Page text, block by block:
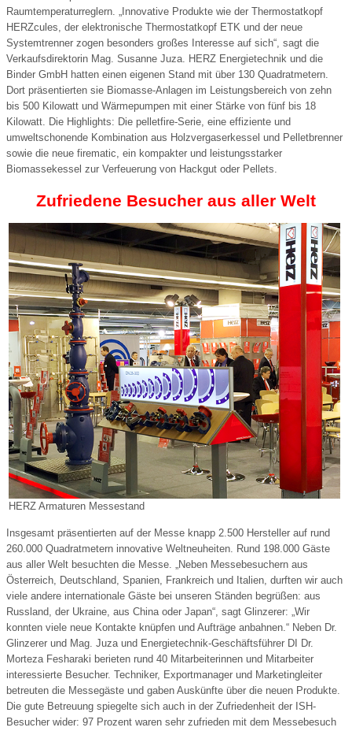
Raumtemperaturreglern. „Innovative Produkte wie der Thermostatkopf
HERZcules, der elektronische Thermostatkopf ETK und der neue
Systemtrenner zogen besonders großes Interesse auf sich“, sagt die
Verkaufsdirektorin Mag. Susanne Juza. HERZ Energietechnik und die
Binder GmbH hatten einen eigenen Stand mit über 130 Quadratmetern.
Dort präsentierten sie Biomasse-Anlagen im Leistungsbereich von zehn
bis 500 Kilowatt und Wärmepumpen mit einer Stärke von fünf bis 18
Kilowatt. Die Highlights: Die pelletfire-Serie, eine effiziente und
umweltschonende Kombination aus Holzvergaserkessel und Pelletbrenner
sowie die neue firematic, ein kompakter und leistungsstarker
Biomassekessel zur Verfeuerung von Hackgut oder Pellets.
Zufriedene Besucher aus aller Welt
HERZ Armaturen Messestand
Insgesamt präsentierten auf der Messe knapp 2.500 Hersteller auf rund
260.000 Quadratmetern innovative Weltneuheiten. Rund 198.000 Gäste
aus aller Welt besuchten die Messe. „Neben Messebesuchern aus
Österreich, Deutschland, Spanien, Frankreich und Italien, durften wir auch
viele andere internationale Gäste bei unseren Ständen begrüßen: aus
Russland, der Ukraine, aus China oder Japan“, sagt Glinzerer: „Wir
konnten viele neue Kontakte knüpfen und Aufträge anbahnen.“ Neben Dr.
Glinzerer und Mag. Juza und Energietechnik-Geschäftsführer DI Dr.
Morteza Fesharaki berieten rund 40 Mitarbeiterinnen und Mitarbeiter
interessierte Besucher. Techniker, Exportmanager und Marketingleiter
betreuten die Messegäste und gaben Auskünfte über die neuen Produkte.
Die gute Betreuung spiegelte sich auch in der Zufriedenheit der ISH-
Besucher wider: 97 Prozent waren sehr zufrieden mit dem Messebesuch